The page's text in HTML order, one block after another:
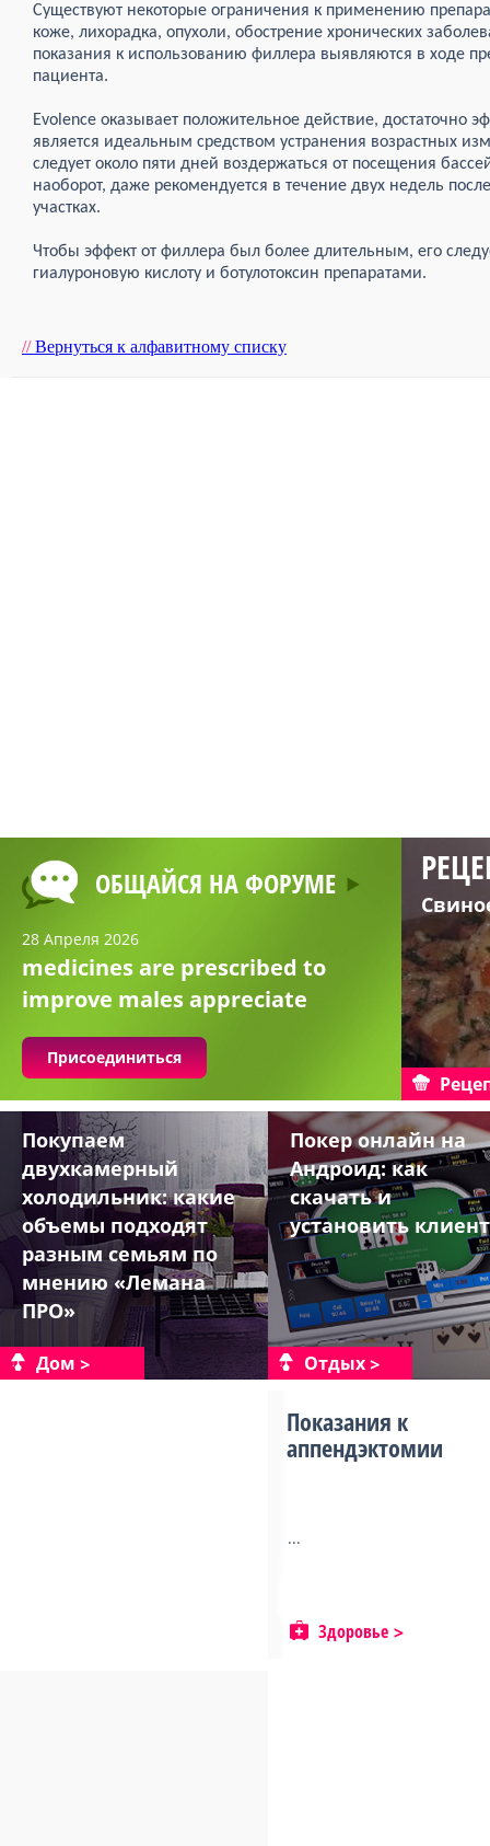
Существуют некоторые ограничения к применению
коже, лихорадка, опухоли, обострение хронических
показания к использованию филлера выявляются в ходе
пациента.
Evolence оказывает положительное действие, достаточно
является идеальным средством устранения возрастных
следует около пяти дней воздержаться от посещения
наоборот, даже рекомендуется в течение двух недель
участках.
Чтобы эффект от филлера был более длительным, его
гиалуроновую кислоту и ботулотоксин препаратами.
//Вернуться к алфавитному списку
ОБЩАЙСЯ НА ФОРУМЕ
28 Апреля 2026
medicines are prescribed to
improve males appreciate
Присоединиться
Покупаем
двухкамерный
холодильник: какие
объемы подходят
разным семьям по
мнению «Лемана
ПРО»
Дом
Покер онлайн на
Андроид: как
скачать и
установить
Отдых
Показания к
аппендэктомии
...
Здоровье